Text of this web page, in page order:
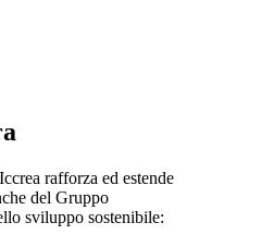
rafforza ed estende
del Gruppo
sviluppo sostenibile: